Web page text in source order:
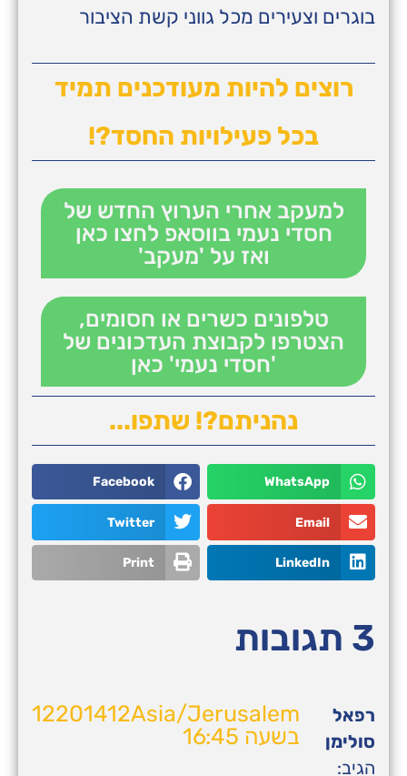
בוגרים וצעירים מכל גווני קשת הציבור
רוצים להיות מעודכנים תמיד
בכל פעילויות החסד?!
למעקב אחרי הערוץ החדש של
חסדי נעמי בווסאפ לחצו כאן
ואז על 'מעקב'
טלפונים כשרים או חסומים,
הצטרפו לקבוצת העדכונים של
'חסדי נעמי' כאן
נהניתם?! שתפו...
WhatsApp
Facebook
Email
Twitter
LinkedIn
Print
3 תגובות
רפאל
סולימן
הגיב:
12201412Asia/Jerusalem
בשעה 16:45